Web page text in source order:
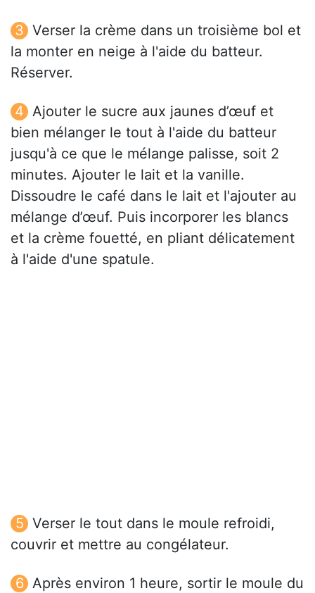
Verser la crème dans un troisième bol et
la monter en neige à l'aide du batteur.
Réserver.
Ajouter le sucre aux jaunes d’œuf et
bien mélanger le tout à l'aide du batteur
jusqu'à ce que le mélange palisse, soit 2
minutes. Ajouter le lait et la vanille.
Dissoudre le café dans le lait et l'ajouter au
mélange d’œuf. Puis incorporer les blancs
et la crème fouetté, en pliant délicatement
à l'aide d'une spatule.
Verser le tout dans le moule refroidi,
couvrir et mettre au congélateur.
Après environ 1 heure, sortir le moule du